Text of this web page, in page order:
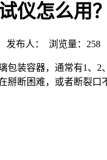
仪怎么用？
发布人： 浏览量： 258
容器，通常有1、2
掰断困难，或者断裂